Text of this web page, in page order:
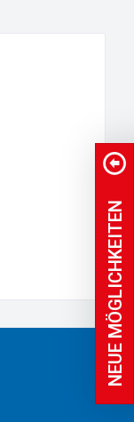
NEUE MÖGLICHKEITEN